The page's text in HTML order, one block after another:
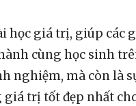
học giá trị, giúp các
cùng học sinh
nghiệm, mà còn là
trị tốt đẹp nhất